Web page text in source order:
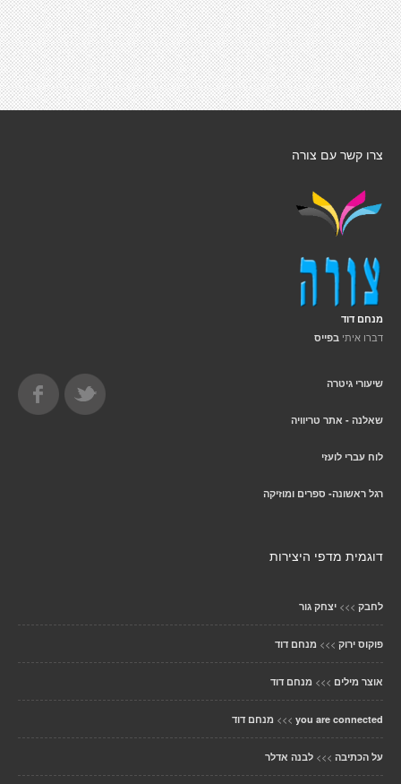
צרו קשר עם צורה
מנחם דוד
דברו איתי בפייס
שיעורי גיטרה
שאלנה - אתר טריוויה
לוח עברי לועזי
רגל ראשונה- ספרים ומוזיקה
דוגמית מדפי היצירות
לחבק >>> יצחק גור
פוקוס ירוק >>> מנחם דוד
אוצר מילים >>> מנחם דוד
you are connected
>>> מנחם דוד
על הכתיבה >>> לבנה אדלר